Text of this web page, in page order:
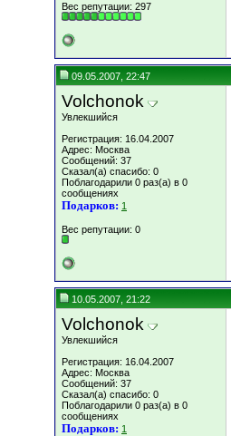
Вес репутации: 297
09.05.2007, 22:47
Volchonok
Увлекшийся
Регистрация: 16.04.2007
Адрес: Москва
Сообщений: 37
Сказал(а) спасибо: 0
Поблагодарили 0 раз(а) в 0
сообщениях
Подарков: 1
Вес репутации: 0
10.05.2007, 21:22
Volchonok
Увлекшийся
Регистрация: 16.04.2007
Адрес: Москва
Сообщений: 37
Сказал(а) спасибо: 0
Поблагодарили 0 раз(а) в 0
сообщениях
Подарков: 1